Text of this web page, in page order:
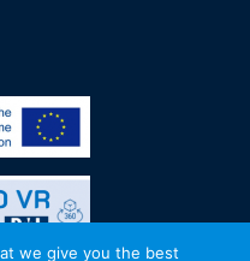
we give you the best